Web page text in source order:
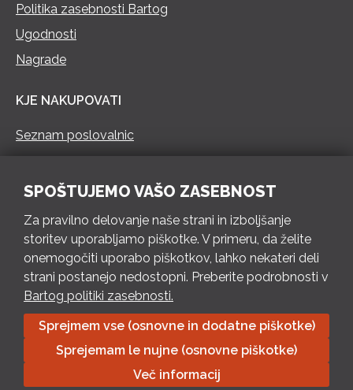
Politika zasebnosti Bartog
Ugodnosti
Nagrade
KJE NAKUPOVATI
Seznam poslovalnic
PON – PET 8 – 18 h / SOB 8 – 12 h
Pošlji e-mail
Izpolni kontaktni obrazec
Bartog d.o.o. Trebnje | ID: SI79128718 | IBAN: SI56 1010 0003
8174 248, Banka Intesa Sanpaolo d.d.| Predsednik Uprave:
Ivan Šantorić | Predsednik Nadzornega odbora: Ilija Tokić |
Delniški kapital: 783.970,08 EUR, plačano v celoti | Obrtniška
SPOŠTUJEMO VAŠO ZASEBNOST
Za pravilno delovanje naše strani in izboljšanje
storitev uporabljamo piškotke. V primeru, da želite
onemogočiti uporabo piškotkov, lahko nekateri deli
strani postanejo nedostopni. Preberite podrobnosti v
Bartog politiki zasebnosti.
Sprejmem vse (osnovne in dodatne piškotke)
Sprejemam le nujne (osnovne piškotke)
Več informacij